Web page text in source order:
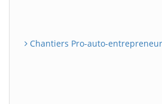
Chantiers Pro-auto-